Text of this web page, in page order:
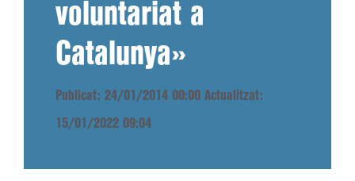
voluntariat a
Catalunya»
Publicat: 24/01/2014 00:00 Actualitzat:
15/01/2022 09:04